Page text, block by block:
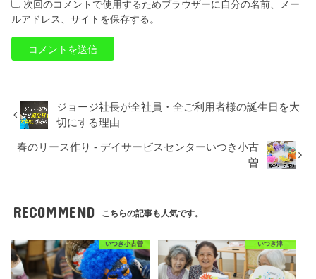
次回のコメントで使用するためブラウザーに自分の名前、メー
ルアドレス、サイトを保存する。
ジョージ社長が全社員・全ご利用者様の誕生日を大
切にする理由
春のリース作り - デイサービスセンターいつき小古
曽
RECOMMEND こちらの記事も人気です。
いつき小古曽 いつき津